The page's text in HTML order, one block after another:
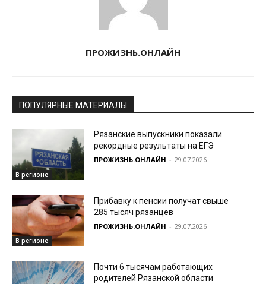
ПРОЖИЗНЬ.ОНЛАЙН
ПОПУЛЯРНЫЕ МАТЕРИАЛЫ
В регионе
Рязанские выпускники показали
рекордные результаты на ЕГЭ
ПРОЖИЗНЬ.ОНЛАЙН - 29.07.2026
В регионе
Прибавку к пенсии получат свыше
285 тысяч рязанцев
ПРОЖИЗНЬ.ОНЛАЙН - 29.07.2026
Почти 6 тысячам работающих
родителей Рязанской области